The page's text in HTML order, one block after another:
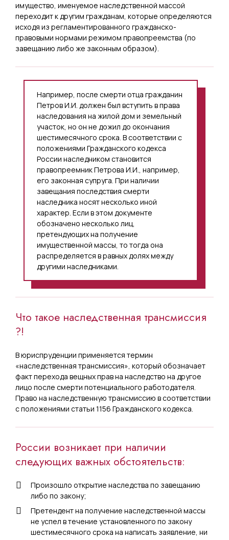
имущество, именуемое наследственной массой
переходит к другим гражданам, которые определяются
исходя из регламентированного гражданско-
правовыми нормами режимом правопреемства (по
завещанию либо же законным образом).
Например, после смерти отца гражданин
Петров И.И. должен был вступить в права
наследования на жилой дом и земельный
участок, но он не дожил до окончания
шестимесячного срока. В соответствии с
положениями Гражданского кодекса
России наследником становится
правопреемник Петрова И.И., например,
его законная супруга. При наличии
завещания последствия смерти
наследника носят несколько иной
характер. Если в этом документе
обозначено несколько лиц,
претендующих на получение
имущественной массы, то тогда она
распределяется в равных долях между
другими наследниками.
Что такое наследственная трансмиссия
?!
В юриспруденции применяется термин
«наследственная трансмиссия», который обозначает
факт перехода вещных прав на наследство на другое
лицо после смерти потенциального работодателя.
Право на наследственную трансмиссию в соответствии
с положениями статьи 1156 Гражданского кодекса.
России возникает при наличии
следующих важных обстоятельств:
Произошло открытие наследства по завещанию
либо по закону;
Претендент на получение наследственной массы
не успел в течение установленного по закону
шестимесячного срока на написать заявление, ни